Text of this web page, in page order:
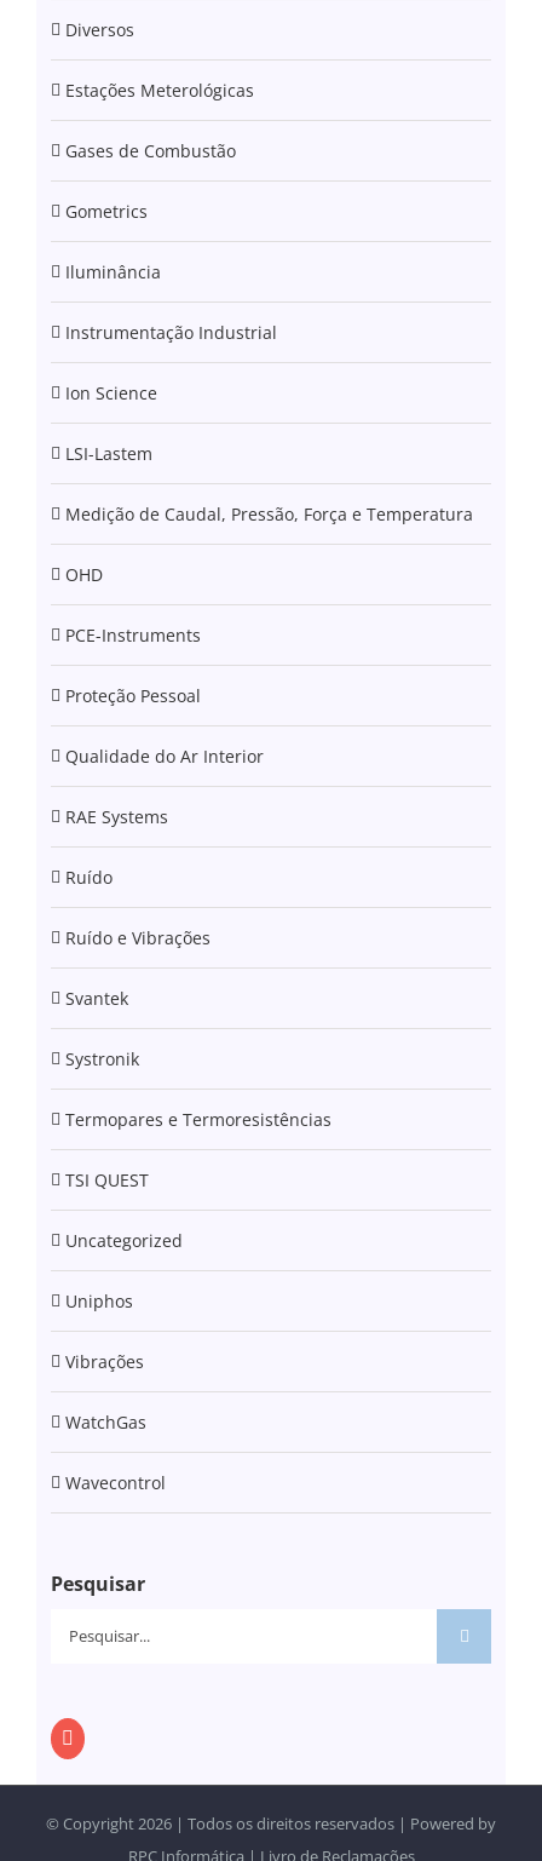
Diversos
Estações Meterológicas
Gases de Combustão
Gometrics
Iluminância
Instrumentação Industrial
Ion Science
LSI-Lastem
Medição de Caudal, Pressão, Força e Temperatura
OHD
PCE-Instruments
Proteção Pessoal
Qualidade do Ar Interior
RAE Systems
Ruído
Ruído e Vibrações
Svantek
Systronik
Termopares e Termoresistências
TSI QUEST
Uncategorized
Uniphos
Vibrações
WatchGas
Wavecontrol
Pesquisar
Pesquisar
© Copyright2026 | Todos os direitos reservados | Powered by
RPC Informática | Livro de Reclamações